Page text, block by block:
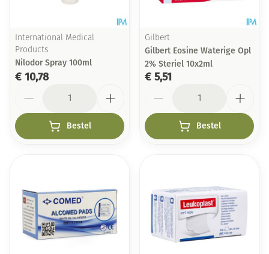
International Medical
Products
Nilodor Spray 100ml
€ 10,78
Bestel
Gilbert
Gilbert Eosine Waterige Opl
2% Steriel 10x2ml
€ 5,51
Bestel